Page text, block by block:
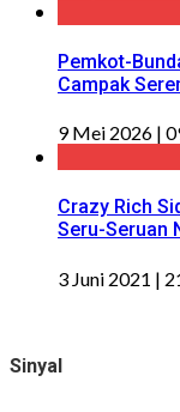
Pemkot-
Campak
9 Mei 2026 |
Crazy Rich
Seru-Seruan
3 Juni 2021 |
Sinyal